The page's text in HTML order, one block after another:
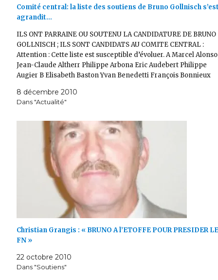
Comité central: la liste des soutiens de Bruno Gollnisch
agrandit…
ILS ONT PARRAINE OU SOUTENU LA CANDIDATURE DE BRUNO
GOLLNISCH ; ILS SONT CANDIDATS AU COMITE CENTRAL :
Attention : Cette liste est susceptible d’évoluer. A Marcel Alonso
Jean-Claude Altherr Philippe Arbona Eric Audebert Philippe
Augier B Elisabeth Baston Yvan Benedetti François Bonnieux
8 décembre 2010
Dans "Actualité"
Christian Grangis : « BRUNO A l’ETOFFE POUR PRESIDER
FN »
22 octobre 2010
Dans "Soutiens"